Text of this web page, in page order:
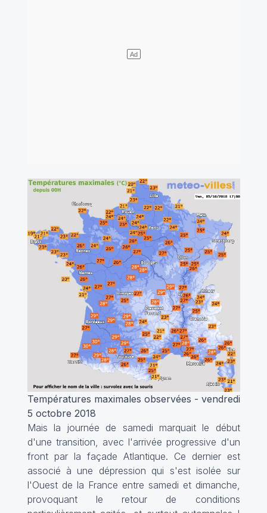
Températures maximales observées - vendredi
5 octobre 2018
Mais la journée de samedi marquait le début
d'une transition, avec l'arrivée progressive d'un
front par la façade Atlantique. Ce dernier est
associé à une dépression qui s'est isolée sur
l'Ouest de la France entre samedi et dimanche,
provoquant le retour de conditions